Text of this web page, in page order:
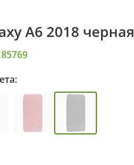
A6 2018 черная